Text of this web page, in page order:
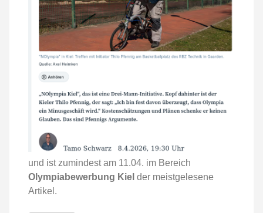
und ist zumindest am 11.04. im Bereich
Olympiabewerbung Kiel der meistgelesene
Artikel.